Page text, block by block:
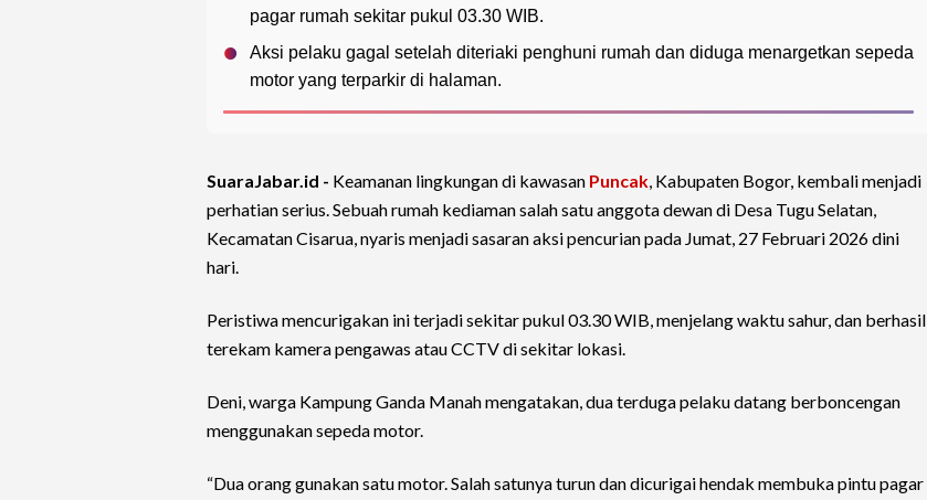
pagar rumah sekitar pukul 03.30 WIB.
Aksi pelaku gagal setelah diteriaki penghuni rumah dan diduga menargetkan sepeda
motor yang terparkir di halaman.
SuaraJabar.id - Keamanan lingkungan di kawasan Puncak, Kabupaten Bogor, kembali menjadi
perhatian serius. Sebuah rumah kediaman salah satu anggota dewan di Desa Tugu Selatan,
Kecamatan Cisarua, nyaris menjadi sasaran aksi pencurian pada Jumat, 27 Februari 2026 dini
hari.
Peristiwa mencurigakan ini terjadi sekitar pukul 03.30 WIB, menjelang waktu sahur, dan berhasil
terekam kamera pengawas atau CCTV di sekitar lokasi.
Deni, warga Kampung Ganda Manah mengatakan, dua terduga pelaku datang berboncengan
menggunakan sepeda motor.
“Dua orang gunakan satu motor. Salah satunya turun dan dicurigai hendak membuka pintu pagar